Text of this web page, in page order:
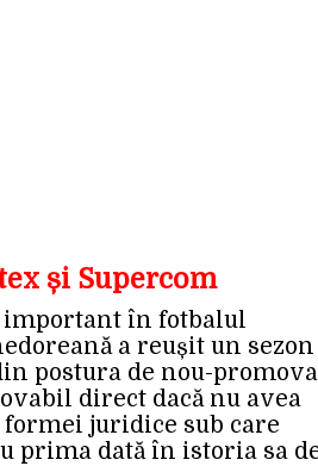
și Supercom
în fotbalul
a reușit un sezon
postura de nou-
direct dacă nu avea
juridice sub care
prima dată în istoria sa